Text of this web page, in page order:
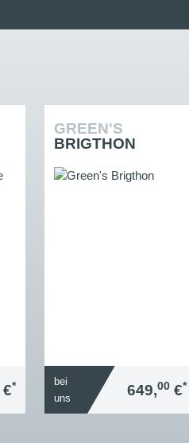
€*
GREEN'S
BRIGTHON
bei
uns
649,00 €*